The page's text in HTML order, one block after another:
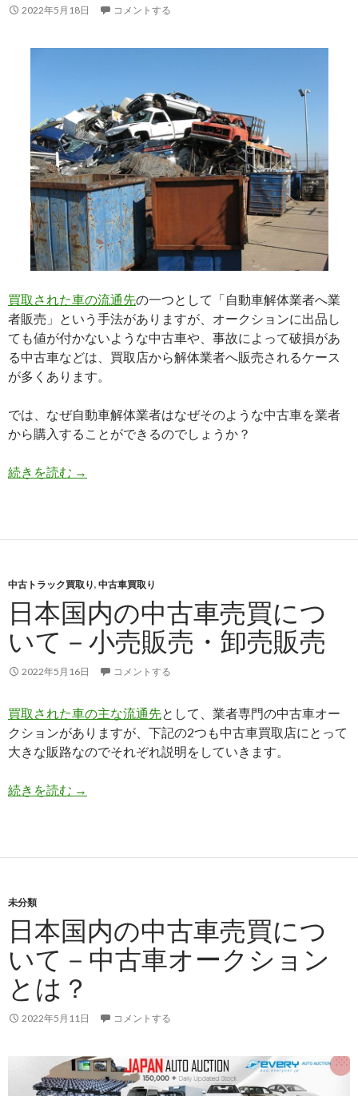
い
－
へ
輸
出
す
る
2022年5月18日 コメントする
買取された車の流通先の一つとして「自動車解体業者へ業
者販売」という手法がありますが、オークションに出品し
ても値が付かないような中古車や、事故によって破損があ
る中古車などは、買取店から解体業者へ販売されるケース
が多くあります。
では、なぜ自動車解体業者はなぜそのような中古車を業者
から購入することができるのでしょうか？
続きを読む 日
古
車
売
買
て
－
自
車
業
者
→
中古トラック買取り, 中古車買取り
日本国内の中古車売買につ
いて－小売販売・卸売販売
2022年5月16日 コメントする
買取された車の主な流通先として、業者専門の中古車オー
クションがありますが、下記の2つも中古車買取店にとって
大きな販路なのでそれぞれ説明をしていきます。
続きを読む 日
車
売
買
に
つ
い
－
小
→
未分類
日本国内の中古車売買につ
いて－中古車オークション
とは？
2022年5月11日 コメントする